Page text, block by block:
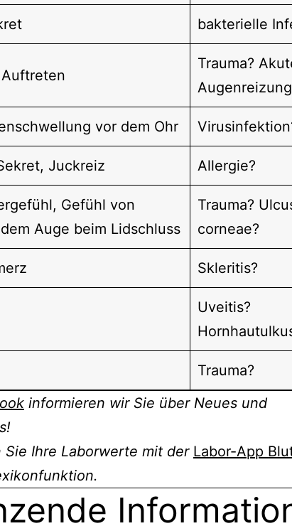
bakterielle
Trauma?
vor dem Ohr
Juckreiz Allergie?
Gefühl von
Auge beim Lidschluss
Trauma?
corneae?
Skleritis?
Uveitis?
Trauma?
informieren wir Sie über Neues und
Ihre Laborwerte mit der Labor-App